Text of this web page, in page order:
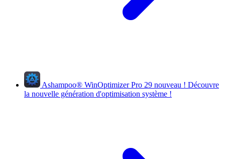
Ashampoo® WinOptimizer Pro 29 nouveau ! Découvre
la nouvelle génération d'optimisation système !